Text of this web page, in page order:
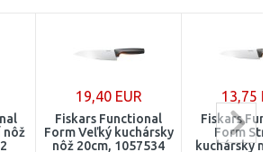
nôž
19,40 EUR
Fiskars Functional
Form Veľký kuchársky
nôž 20cm, 1057534
13,75
Fiskars
Form
kuchársky